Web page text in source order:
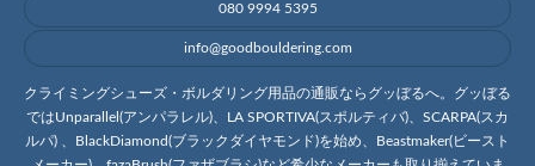
080 9994 5395
info@goodbouldering.com
クライミングシューズ・ボルダリング用品の通販ならグッぼるへ。グッぼる
ではUnparallel(アンパラレル)、LA SPORTIVA(スポルティバ)、SCARPA(スカ
ルパ) 、BlackDiamond(ブラックダイヤモンド)を始め、Beastmaker(ビースト